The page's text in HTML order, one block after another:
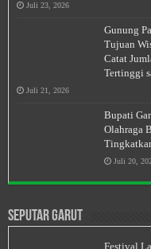
Juli 23, 2026
Gunung
Tujuan
Catat
Tertinggi
Juli 21, 2026
Bupati
Olahraga
Juli 20,
Seputar Garut
Festival